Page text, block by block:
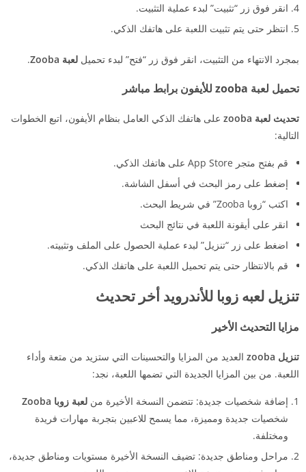
انقر فوق زر “تثبيت” لبدء عملية التثبيت.
انتظر حتى يتم تثبيت اللعبة على هاتفك الذكي.
بمجرد الانتهاء من التثبيت، انقر فوق زر “فتح” لبدء تحميل لعبة Zooba .
تحميل لعبة zooba للأيفون برابط مباشر
تحديث لعبة zooba
على هاتفك الذكي العامل بنظام الأيفون، اتبع الخطوات
التالية:
قم بفتح متجر App Store على هاتفك الذكي.
إضغط على رمز البحث في أسفل الشاشة.
اكتب “زوبا Zooba” في شريط البحث.
انقر على أيقونة اللعبة في نتائج البحث
اضغط على زر “تنزيل” لبدء عملية الحصول على الملف وتثبيته.
قم بالانتظار حتى يتم تحميل اللعبة على هاتفك الذكي.
تنزيل لعبه زوبا للأندرويد أخر تحديث
مزايا التحديث الأخير
تنزيل zooba
العديد من المزايا والتحسينات التي ستزيد من متعة وأداء
اللعبة. من بين المزايا الجديدة التي تضمها اللعبة، نجد:
إضافة شخصيات جديدة: تتضمن النسخة الأخيرة من لعبة زوبا Zooba
شخصيات جديدة ومميزة، مما يسمح للاعبين بتجربة مهارات فريدة
ومختلفة.
مراحل ومناطق جديدة: تضيف النسخة الأخيرة مستويات ومناطق جديدة،